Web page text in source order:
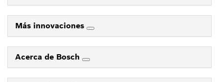
Más innovaciones
Acerca de Bosch